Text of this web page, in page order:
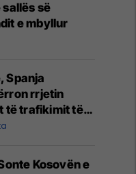
sallës së
e mbyllur
Spanja
rrjetin
të trafikimit të
dhe
Kosovën e